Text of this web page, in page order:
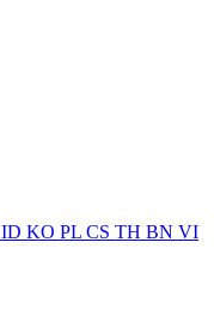
ID KO PL CS TH BN VI